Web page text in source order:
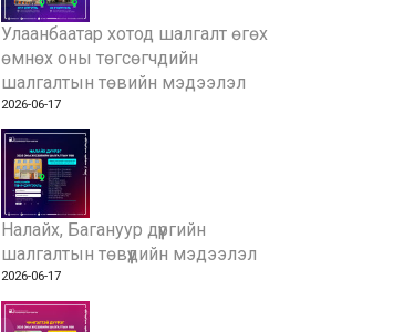
Улаанбаатар хотод шалгалт өгөх
өмнөх оны төгсөгчдийн
шалгалтын төвийн мэдээлэл
2026-06-17
Налайх, Багануур дүүргийн
шалгалтын төвүүдийн мэдээлэл
2026-06-17